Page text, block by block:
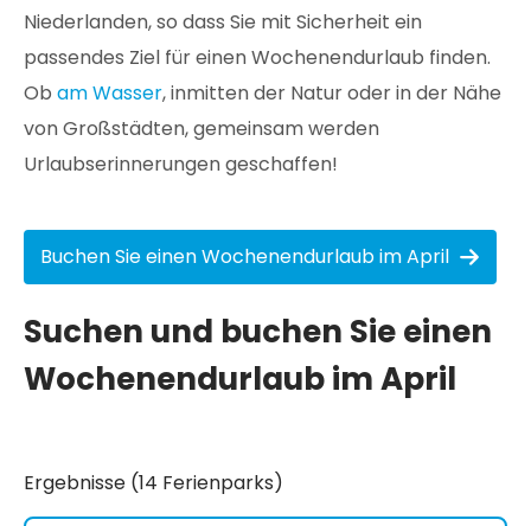
Niederlanden, so dass Sie mit Sicherheit ein
passendes Ziel für einen Wochenendurlaub finden.
Ob am Wasser, inmitten der Natur oder in der Nähe
von Großstädten, gemeinsam werden
Urlaubserinnerungen geschaffen!
Buchen Sie einen Wochenendurlaub im April
Suchen und buchen Sie einen
Wochenendurlaub im April
Ergebnisse (14 Ferienparks)